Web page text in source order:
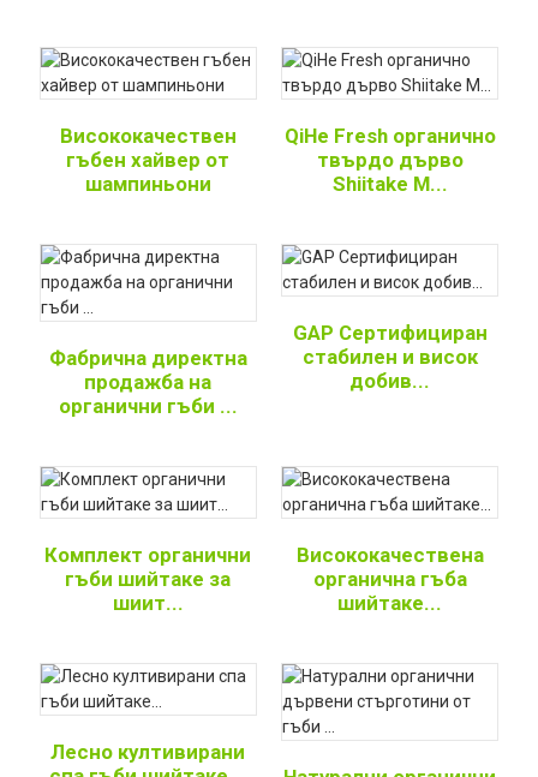
Висококачествен
гъбен хайвер от
шампиньони
QiHe Fresh органично
твърдо дърво
Shiitake M...
Фабрична директна
продажба на
органични гъби ...
GAP Сертифициран
стабилен и висок
добив...
Комплект органични
гъби шийтаке за
шиит...
Висококачествена
органична гъба
шийтаке...
Лесно култивирани